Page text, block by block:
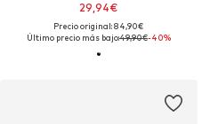
29,94€
Precio original: 84,90€
Último precio más bajo:49,90€-40%